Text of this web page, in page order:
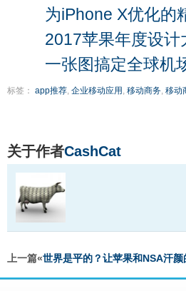
为iPhone X优化的
2017苹果年度设
一张图搞定全球机
标签： app推荐, 企业移动应用 , 移动商务, 移动
关于作者CashCat
上一篇«世界是平的？让苹果和NSA汗颜